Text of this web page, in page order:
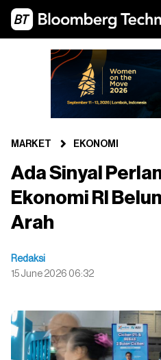
MARKET EKONOMI
Ada Sinyal
Ekonomi RI
Arah
Redaksi
15 June 2026 06:32